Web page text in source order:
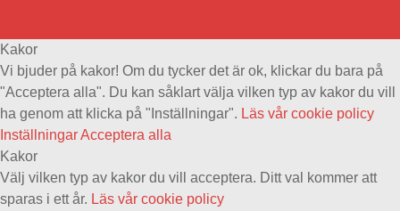
Kakor
Vi bjuder på kakor! Om du tycker det är ok, klickar du bara på
"Acceptera alla". Du kan såklart välja vilken typ av kakor du vill
ha genom att klicka på "Inställningar". Läs vår cookie policy
InställningarAcceptera alla
Kakor
Välj vilken typ av kakor du vill acceptera. Ditt val kommer att
sparas i ett år. Läs vår cookie policy